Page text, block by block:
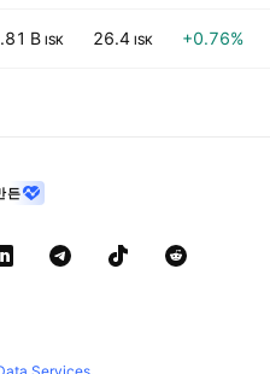
B ISK 26.4 ISK +0.76%
든